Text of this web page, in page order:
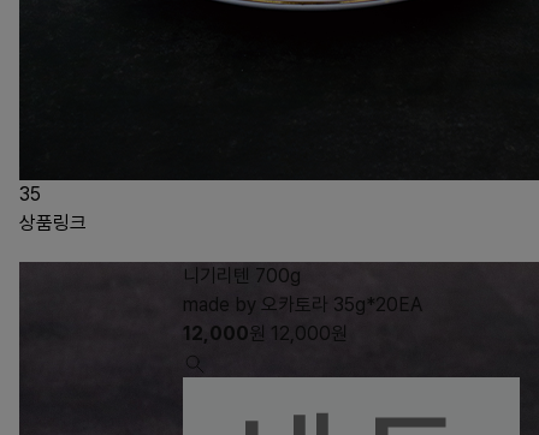
35
상품링크
니기리텐 700g
made by 오카토라 35g*20EA
12,000원 12,000원